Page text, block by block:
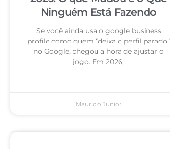
Ninguém Está Fazendo
Se você ainda usa o google business
profile como quem “deixa o perfil parado”
no Google, chegou a hora de ajustar o
jogo. Em 2026,
Mauricio Junior